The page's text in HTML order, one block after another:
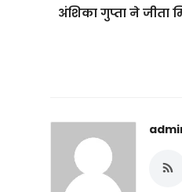
अंशिका गुप्ता ने जीता